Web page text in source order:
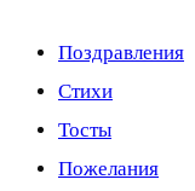
Поздравления
Стихи
Тосты
Пожелания